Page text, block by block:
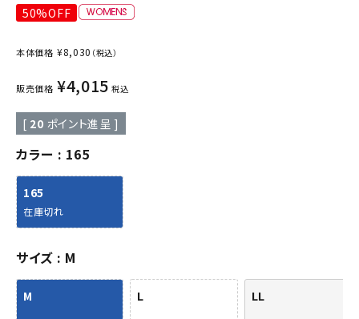
50%OFF
本体価格 ¥8,030 （税込）
販売価格 ¥4,015 税込
[ 20 ポイント進呈 ]
カラー 165
165
在庫切れ
サイズ M
M L LL